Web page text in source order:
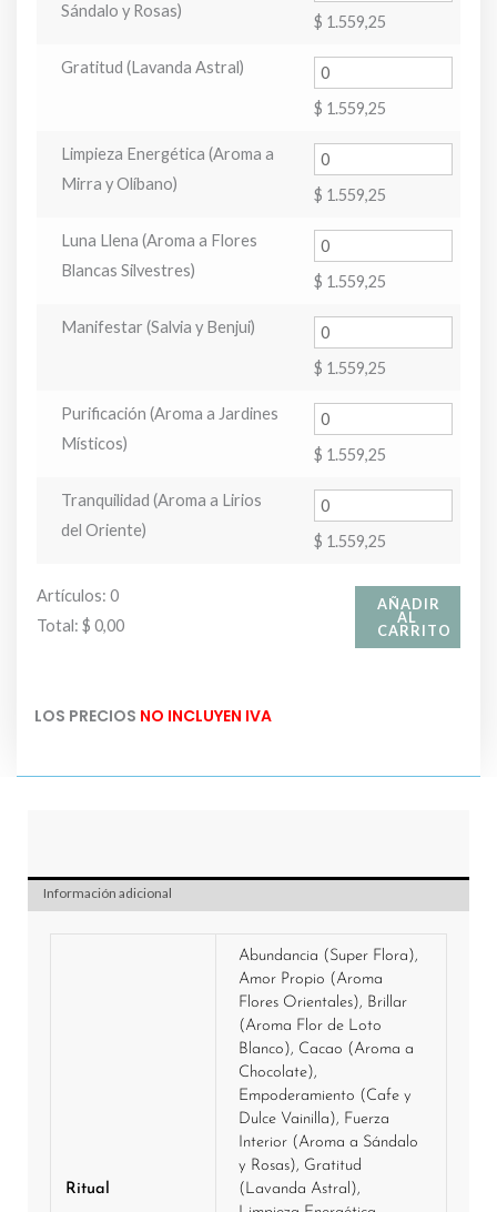
Sándalo y Rosas)
$ 1.559,25
Gratitud (Lavanda Astral)
$ 1.559,25
Limpieza Energética (Aroma a
Mirra y Olíbano)
$ 1.559,25
Luna Llena (Aroma a Flores
Blancas Silvestres)
$ 1.559,25
Manifestar (Salvia y Benjui)
$ 1.559,25
Purificación (Aroma a Jardines
Místicos)
$ 1.559,25
Tranquilidad (Aroma a Lirios
del Oriente)
$ 1.559,25
Artículos: 0
Total: $ 0,00
Tu
es
AÑADIR
AL
CARRITO
LOS PRECIOS NO INCLUYEN IVA
Información adicional
Ritual
Abundancia (Super Flora),
Amor Propio (Aroma
Flores Orientales), Brillar
(Aroma Flor de Loto
Blanco), Cacao (Aroma a
Chocolate),
Empoderamiento (Cafe y
Dulce Vainilla), Fuerza
Interior (Aroma a Sándalo
y Rosas), Gratitud
(Lavanda Astral),